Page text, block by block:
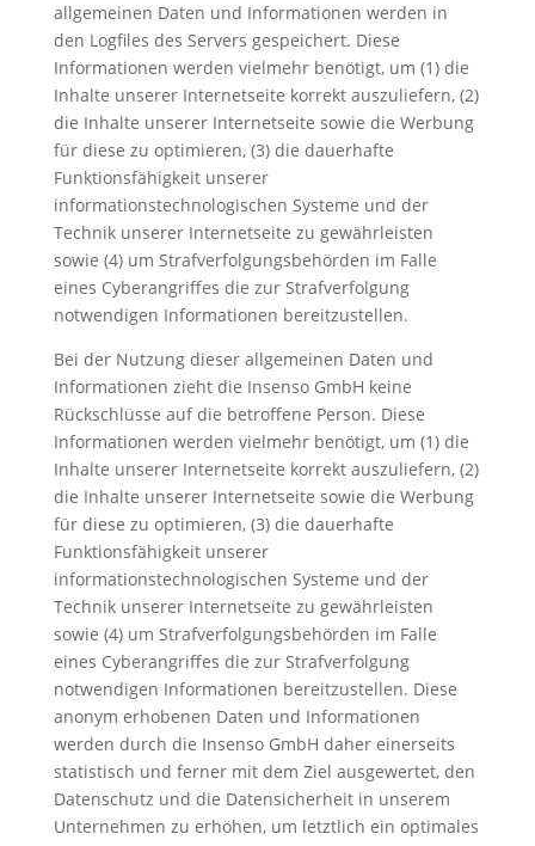
allgemeinen Daten und Informationen werden in
den Logfiles des Servers gespeichert. Diese
Informationen werden vielmehr benötigt, um (1) die
Inhalte unserer Internetseite korrekt auszuliefern, (2)
die Inhalte unserer Internetseite sowie die Werbung
für diese zu optimieren, (3) die dauerhafte
Funktionsfähigkeit unserer
informationstechnologischen Systeme und der
Technik unserer Internetseite zu gewährleisten
sowie (4) um Strafverfolgungsbehörden im Falle
eines Cyberangriffes die zur Strafverfolgung
notwendigen Informationen bereitzustellen.
Bei der Nutzung dieser allgemeinen Daten und
Informationen zieht die Insenso GmbH keine
Rückschlüsse auf die betroffene Person. Diese
Informationen werden vielmehr benötigt, um (1) die
Inhalte unserer Internetseite korrekt auszuliefern, (2)
die Inhalte unserer Internetseite sowie die Werbung
für diese zu optimieren, (3) die dauerhafte
Funktionsfähigkeit unserer
informationstechnologischen Systeme und der
Technik unserer Internetseite zu gewährleisten
sowie (4) um Strafverfolgungsbehörden im Falle
eines Cyberangriffes die zur Strafverfolgung
notwendigen Informationen bereitzustellen. Diese
anonym erhobenen Daten und Informationen
werden durch die Insenso GmbH daher einerseits
statistisch und ferner mit dem Ziel ausgewertet, den
Datenschutz und die Datensicherheit in unserem
Unternehmen zu erhöhen, um letztlich ein optimales